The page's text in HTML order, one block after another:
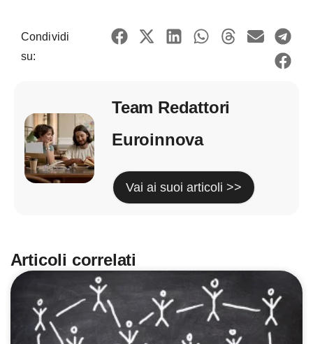
Condividi
su:
Team Redattori
Euroinnova
Vai ai suoi articoli >>
Articoli correlati